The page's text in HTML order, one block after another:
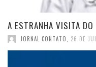
A ESTRANHA VISITA
JORNAL CONTATO 26 DE